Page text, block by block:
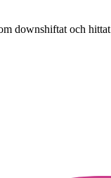
downshiftat och